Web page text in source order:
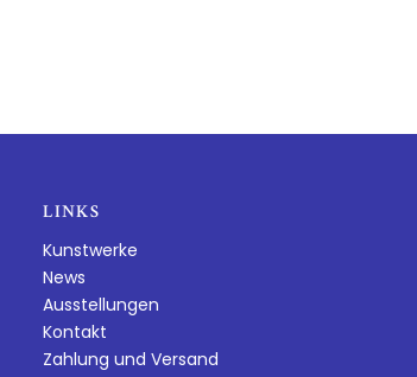
LINKS
Kunstwerke
News
Ausstellungen
Kontakt
Zahlung und Versand